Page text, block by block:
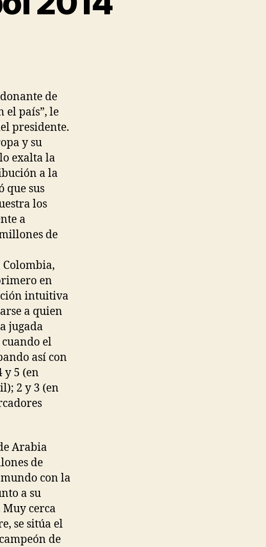
de
el país”, le
presidente.
y su
exalta la
a la
que sus
los
a
de
en
intuitiva
a quien
jugada
el
así con
y 5 (en
2 y 3 (en
Arabia
de
con la
a su
cerca
se sitúa el
de